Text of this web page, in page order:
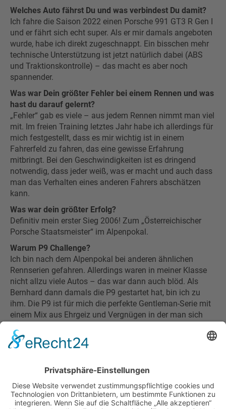
Welches Auto fährst Du und was verbindest Du damit?
Ich fahre die Saison 2022 einen Porsche 991 GT3 R Gen I
und er fährt sich echt super. Als er mir damals angeboten
wurde, habe ich direkt zugeschnappt. Ein bisschen mehr
technische Unterstützung ist jetzt natürlich dabei (ABS
und Traktionskontrolle) – das macht es aber noch
spannender.
Was war Dein größter Fehler bei einem Rennen und was
hast du darauf gelernt?
„Fehler“ gab es viele – aus jedem Rennen nimmt man viel
mit. Im freien Training letztes Jahr habe ich allerdings für
mich festgestellt, dass es mir wichtig ist in einem
Fahrerfeld zu fahren, das eine gewisse Erfahrung
mitbringt. Bei den Geschwindigkeiten ist es dringend
notwendig, dass jeder weiß, was er macht und auch dass
man das Verhalten eines anderen Fahrers abschätzen
kann.
Was war dein größter Erfolg?
Definitiv mein erster Sieg 2006! Zum „Österreichischer
Porsche Staatsmeister“ im Alpenpokal.
Warum P9 Challenge?
Ich bin nach dem Alpenpokal bei anderen ähnlichen
Rennserien gefahren. Allerdings waren in meiner Klasse
nicht allzu viele Autos – das war dann auch blöd. Als
Bernhard dann damals die P9 gestartet hat, bin ich zu
ihm. Die P9 ist für mich die perfekte Gentleman-Serie mit
einem Mix aus Ehrgeiz und Vergnügen in der man sich
ZUR ÜBERSICHT